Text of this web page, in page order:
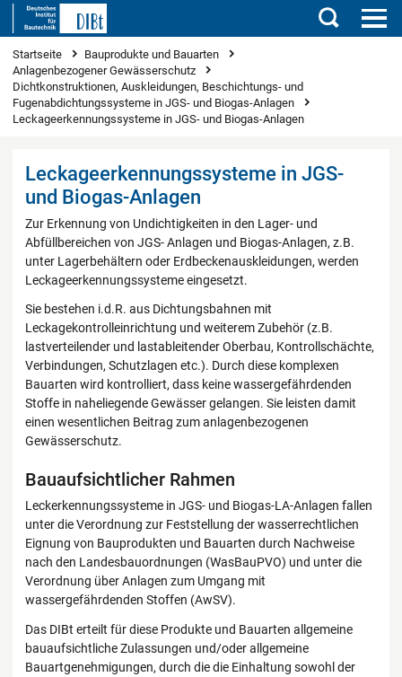
Suchen
Sie sind hier
Startseite
Bauprodukte und Bauarten
Anlagenbezogener Gewässerschutz
Dichtkonstruktionen, Auskleidungen, Beschichtungs- und
Fugenabdichtungssysteme in JGS- und Biogas-Anlagen
Leckageerkennungssysteme in JGS- und Biogas-Anlagen
Leckageerkennungssysteme in JGS-
und Biogas-Anlagen
Zur Erkennung von Undichtigkeiten in den Lager- und
Abfüllbereichen von JGS- Anlagen und Biogas-Anlagen, z.B.
unter Lagerbehältern oder Erdbeckenauskleidungen, werden
Leckageerkennungssysteme eingesetzt.
Sie bestehen i.d.R. aus Dichtungsbahnen mit
Leckagekontrolleinrichtung und weiterem Zubehör (z.B.
lastverteilender und lastableitender Oberbau, Kontrollschächte,
Verbindungen, Schutzlagen etc.). Durch diese komplexen
Bauarten wird kontrolliert, dass keine wassergefährdenden
Stoffe in naheliegende Gewässer gelangen. Sie leisten damit
einen wesentlichen Beitrag zum anlagenbezogenen
Gewässerschutz.
Bauaufsichtlicher Rahmen
Leckerkennungssysteme in JGS- und Biogas-LA-Anlagen fallen
unter die Verordnung zur Feststellung der wasserrechtlichen
Eignung von Bauprodukten und Bauarten durch Nachweise
nach den Landesbauordnungen (WasBauPVO) und unter die
Verordnung über Anlagen zum Umgang mit
wassergefährdenden Stoffen (AwSV).
Das DIBt erteilt für diese Produkte und Bauarten allgemeine
bauaufsichtliche Zulassungen und/oder allgemeine
Bauartgenehmigungen, durch die die Einhaltung sowohl der